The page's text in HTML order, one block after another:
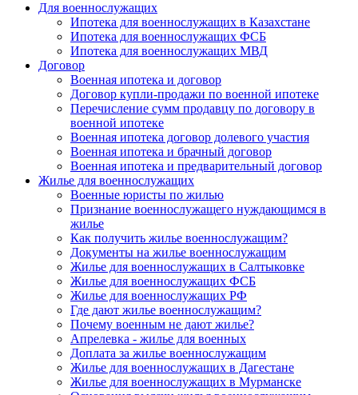
Для военнослужащих
Ипотека для военнослужащих в Казахстане
Ипотека для военнослужащих ФСБ
Ипотека для военнослужащих МВД
Договор
Военная ипотека и договор
Договор купли-продажи по военной ипотеке
Перечисление сумм продавцу по договору в
военной ипотеке
Военная ипотека договор долевого участия
Военная ипотека и брачный договор
Военная ипотека и предварительный договор
Жилье для военнослужащих
Военные юристы по жилью
Признание военнослужащего нуждающимся в
жилье
Как получить жилье военнослужащим?
Документы на жилье военнослужащим
Жилье для военнослужащих в Салтыковке
Жилье для военнослужащих ФСБ
Жилье для военнослужащих РФ
Где дают жилье военнослужащим?
Почему военным не дают жилье?
Апрелевка - жилье для военных
Доплата за жилье военнослужащим
Жилье для военнослужащих в Дагестане
Жилье для военнослужащих в Мурманске